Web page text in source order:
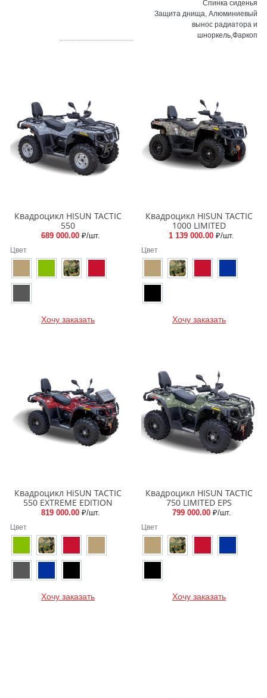
Спинка сиденья
Защита днища, Алюминиевый
вынос радиатора и
шноркель,Фаркоп
Квадроцикл HISUN TACTIC
550
689 000.00 ₽/шт.
Цвет
Хочу заказать
Квадроцикл HISUN TACTIC
1000 LIMITED
1 139 000.00 ₽/шт.
Цвет
Хочу заказать
Квадроцикл HiSUN TACTIC
550 EXTREME EDITION
819 000.00 ₽/шт.
Цвет
Хочу заказать
Квадроцикл HISUN TACTIC
750 LIMITED EPS
799 000.00 ₽/шт.
Цвет
Хочу заказать